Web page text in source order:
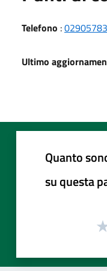
Telefono :
Ultimo
Quanto
su questa